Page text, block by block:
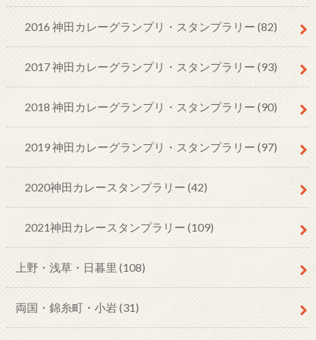
2016 神田カレーグランプリ・スタンプラリー (82)
2017 神田カレーグランプリ・スタンプラリー (93)
2018 神田カレーグランプリ・スタンプラリー (90)
2019 神田カレーグランプリ・スタンプラリー (97)
2020神田カレースタンプラリー (42)
2021神田カレースタンプラリー (109)
上野・浅草・日暮里 (108)
両国・錦糸町・小岩(31)